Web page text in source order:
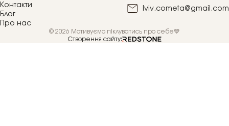
Контакти
Блог
Про нас
lviv.cometa@gmail.com
© 2026 Мотивуємо піклуватись про себе💙
Створення сайту: